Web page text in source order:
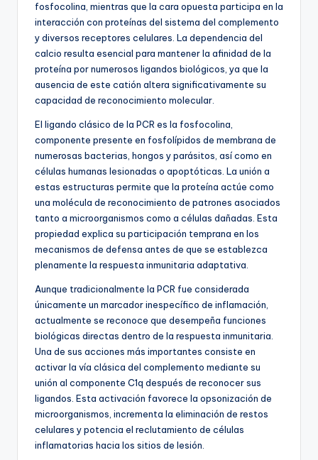
fosfocolina, mientras que la cara opuesta participa en la
interacción con proteínas del sistema del complemento
y diversos receptores celulares. La dependencia del
calcio resulta esencial para mantener la afinidad de la
proteína por numerosos ligandos biológicos, ya que la
ausencia de este catión altera significativamente su
capacidad de reconocimiento molecular.
El ligando clásico de la PCR es la fosfocolina,
componente presente en fosfolípidos de membrana de
numerosas bacterias, hongos y parásitos, así como en
células humanas lesionadas o apoptóticas. La unión a
estas estructuras permite que la proteína actúe como
una molécula de reconocimiento de patrones asociados
tanto a microorganismos como a células dañadas. Esta
propiedad explica su participación temprana en los
mecanismos de defensa antes de que se establezca
plenamente la respuesta inmunitaria adaptativa.
Aunque tradicionalmente la PCR fue considerada
únicamente un marcador inespecífico de inflamación,
actualmente se reconoce que desempeña funciones
biológicas directas dentro de la respuesta inmunitaria.
Una de sus acciones más importantes consiste en
activar la vía clásica del complemento mediante su
unión al componente C1q después de reconocer sus
ligandos. Esta activación favorece la opsonización de
microorganismos, incrementa la eliminación de restos
celulares y potencia el reclutamiento de células
inflamatorias hacia los sitios de lesión.